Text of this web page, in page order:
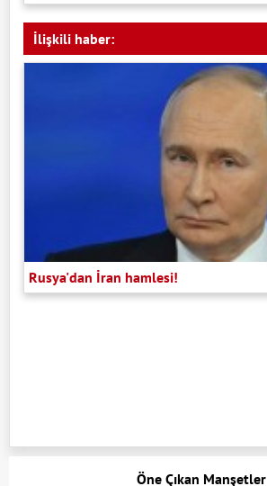
İlişkili haber:
Rusya'dan İran hamlesi!
Öne Çıkan Manşetler